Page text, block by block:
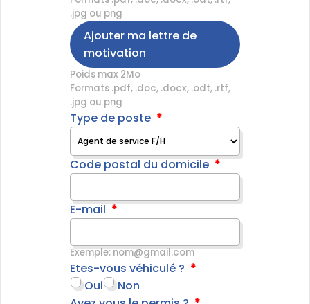
.jpg ou png
Ajouter ma lettre de
motivation
Poids max 2Mo
Formats .pdf, .doc, .docx, .odt, .rtf,
.jpg ou png
Type de poste
Code postal du domicile
E-mail
Exemple: nom@gmail.com
Etes-vous véhiculé ?
Oui
Non